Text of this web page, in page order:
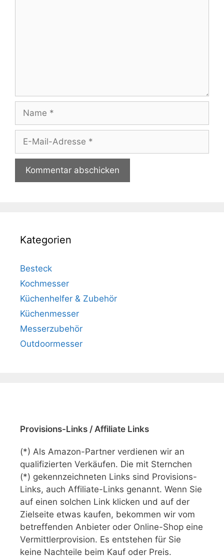
Name
Adresse
Kategorien
Besteck
Kochmesser
Küchenhelfer & Zubehör
Küchenmesser
Messerzubehör
Outdoormesser
Provisions-Links / Affiliate Links
(*) Als Amazon-Partner verdienen wir an
qualifizierten Verkäufen. Die mit Sternchen
(*) gekennzeichneten Links sind Provisions-
Links, auch Affiliate-Links genannt. Wenn Sie
auf einen solchen Link klicken und auf der
Zielseite etwas kaufen, bekommen wir vom
betreffenden Anbieter oder Online-Shop eine
Vermittlerprovision. Es entstehen für Sie
keine Nachteile beim Kauf oder Preis.